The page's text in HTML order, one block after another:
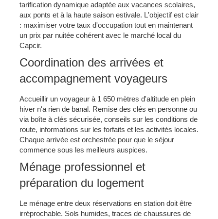
tarification dynamique adaptée aux vacances scolaires,
aux ponts et à la haute saison estivale. L'objectif est clair
: maximiser votre taux d'occupation tout en maintenant
un prix par nuitée cohérent avec le marché local du
Capcir.
Coordination des arrivées et
accompagnement voyageurs
Accueillir un voyageur à 1 650 mètres d'altitude en plein
hiver n'a rien de banal. Remise des clés en personne ou
via boîte à clés sécurisée, conseils sur les conditions de
route, informations sur les forfaits et les activités locales.
Chaque arrivée est orchestrée pour que le séjour
commence sous les meilleurs auspices.
Ménage professionnel et
préparation du logement
Le ménage entre deux réservations en station doit être
irréprochable. Sols humides, traces de chaussures de